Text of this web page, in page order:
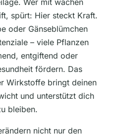
spürt: Hier steckt Kraft.
oder Gänseblümchen
– viele Pflanzen
entgiftend oder
fördern. Das
Wirkstoffe bringt deinen
und unterstützt dich
bleiben.
nicht nur den